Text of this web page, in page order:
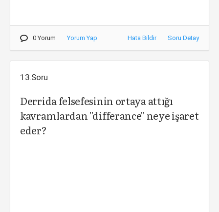
0 Yorum Yorum Yap Hata Bildir Soru Detay
13.Soru
Derrida felsefesinin ortaya attığı
kavramlardan ''differance'' neye işaret
eder?